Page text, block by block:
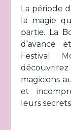
La période
la magie
partie. La
d’avance
Festival
magiciens
et
leurs